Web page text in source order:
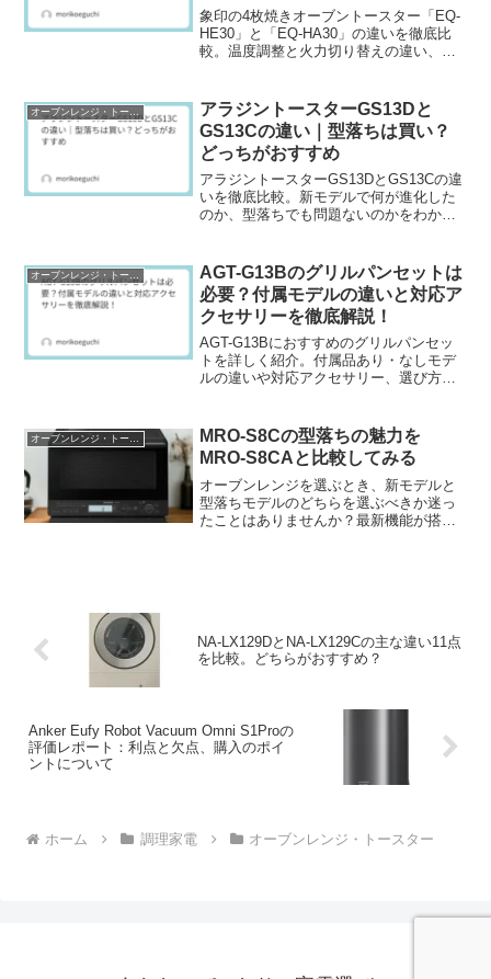
象印の4枚焼きオーブントースター「EQ-
HE30」と「EQ-HA30」の違いを徹底比
較。温度調整と火力切り替えの違い、価
アラジントースターGS13Dと
GS13Cの違い｜型落ちは買い？
どっちがおすすめ
アラジントースターGS13DとGS13Cの違
いを徹底比較。新モデルで何が進化した
のか、型落ちでも問題ないのかをわかり
ぶべきか迷っている方に役立つ購入ガイ
ドです。
オーブンレンジ・トースター
AGT-G13Bのグリルパンセットは
必要？付属モデルの違いと対応ア
クセサリーを徹底解説！
AGT-G13Bにおすすめのグリルパンセッ
トを詳しく紹介。付属品あり・なしモデ
ルの違いや対応アクセサリー、選び方の
オーブンレンジ・トースター
MRO-S8Cの型落ちの魅力を
MRO-S8CAと比較してみる
オーブンレンジを選ぶとき、新モデルと
型落ちモデルのどちらを選ぶべきか迷っ
たことはありませんか？最新機能が搭載
NA-LX129DとNA-LX129Cの主な違い11点
を比較。どちらがおすすめ？
Anker Eufy Robot Vacuum Omni S1Proの
評価レポート：利点と欠点、購入のポイ
ントについて
ホーム 調理家電 オーブンレンジ・トースター